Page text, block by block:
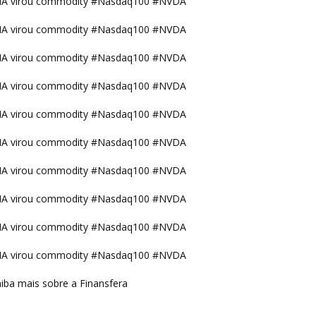
virou commodity #Nasdaq100 #NVDA
virou commodity #Nasdaq100 #NVDA
virou commodity #Nasdaq100 #NVDA
virou commodity #Nasdaq100 #NVDA
virou commodity #Nasdaq100 #NVDA
virou commodity #Nasdaq100 #NVDA
virou commodity #Nasdaq100 #NVDA
virou commodity #Nasdaq100 #NVDA
virou commodity #Nasdaq100 #NVDA
mais sobre a Finansfera